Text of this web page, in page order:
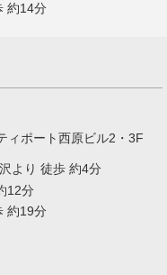
約14分
ィポート西原ビル2・3F
より 徒歩 約4分
12分
約19分